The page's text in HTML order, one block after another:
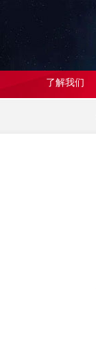
了解我们